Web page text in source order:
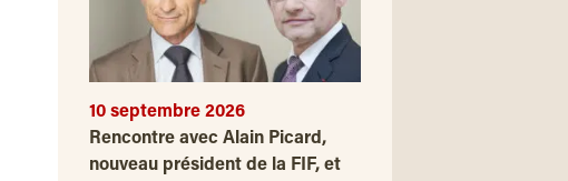
10 septembre 2026
Rencontre avec Alain Picard,
nouveau président de la FIF, et